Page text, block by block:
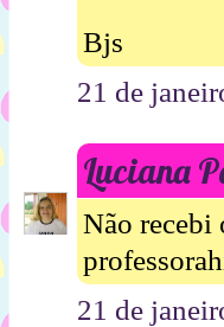
Bjs
21 de
Luciana
Não recebi
21 de